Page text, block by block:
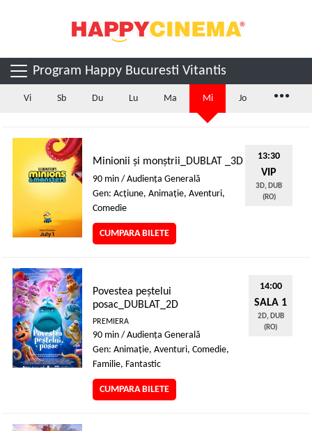
Program Happy Bucuresti Vitantis
Vi Sb Du Lu Ma Mi Jo ...
Minionii și monștrii_DUBLAT _3D
90 min / Audienţa Generală
Gen: Acţiune, Animaţie, Aventuri,
Comedie
CUMPARA BILETE
13:30
VIP
3D, DUB
(RO)
Povestea peștelui
posac_DUBLAT_2D
PREMIERA
90 min / Audienţa Generală
Gen: Animaţie, Aventuri, Comedie,
Familie, Fantastic
CUMPARA BILETE
14:00
SALA 1
2D, DUB
(RO)